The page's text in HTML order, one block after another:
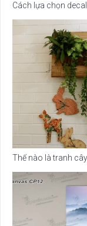
Cách lựa chọn
Thế nào là tranh